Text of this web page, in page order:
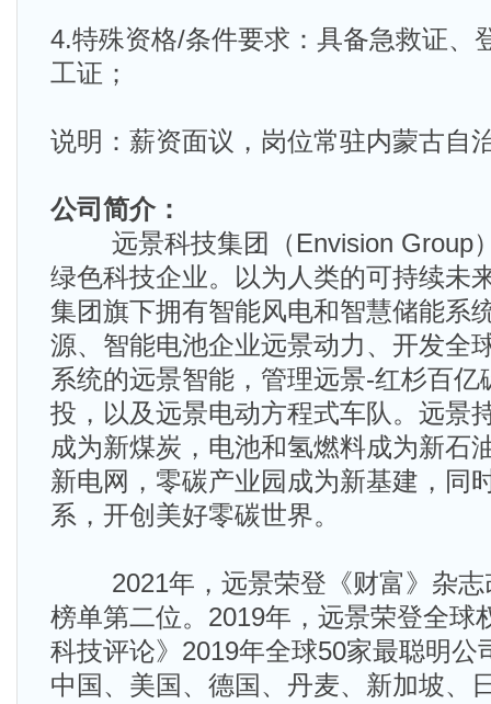
4.特殊资格/条件要求：具备急救证、
工证；
说明：薪资面议，岗位常驻内蒙古自
公司简介：
远景科技集团（Envision Group
绿色科技企业。以为人类的可持续未
集团旗下拥有智能风电和智慧储能系
源、智能电池企业远景动力、开发全
系统的远景智能，管理远景-红杉百
投，以及远景电动方程式车队。远景
成为新煤炭，电池和氢燃料成为新石
新电网，零碳产业园成为新基建，同
系，开创美好零碳世界。
2021年，远景荣登《财富》杂志
榜单第二位。2019年，远景荣登全球
科技评论》2019年全球50家最聪明公
中国、美国、德国、丹麦、新加坡、